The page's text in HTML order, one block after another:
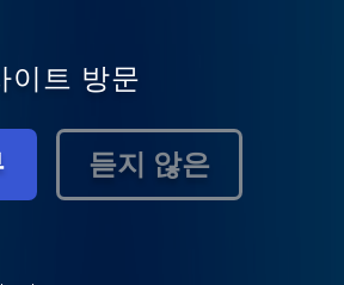
이트 방문
듣지 않은